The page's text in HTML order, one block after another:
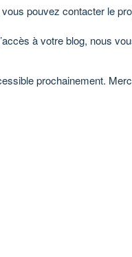
pouvez contacter le
à votre blog, nous
prochainement.